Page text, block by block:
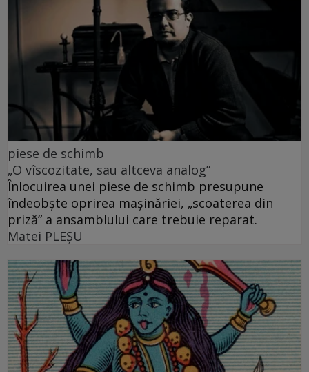
piese de schimb
„O vîscozitate, sau altceva analog”
Înlocuirea unei piese de schimb presupune
îndeobște oprirea mașinăriei, „scoaterea din
priză” a ansamblului care trebuie reparat.
Matei PLEŞU